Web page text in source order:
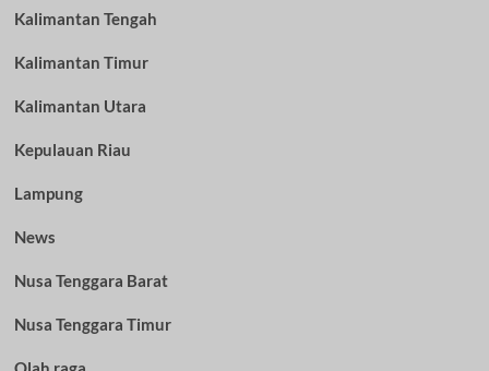
Kalimantan Tengah
Kalimantan Timur
Kalimantan Utara
Kepulauan Riau
Lampung
News
Nusa Tenggara Barat
Nusa Tenggara Timur